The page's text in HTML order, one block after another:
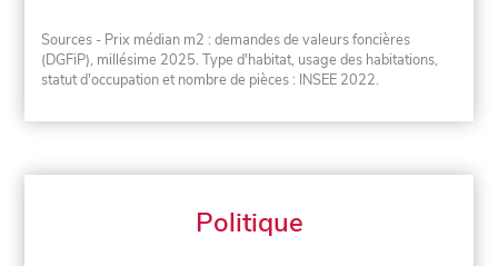
Sources - Prix médian m2 : demandes de valeurs foncières
(DGFiP), millésime 2025. Type d'habitat, usage des habitations,
statut d'occupation et nombre de pièces : INSEE 2022.
Politique